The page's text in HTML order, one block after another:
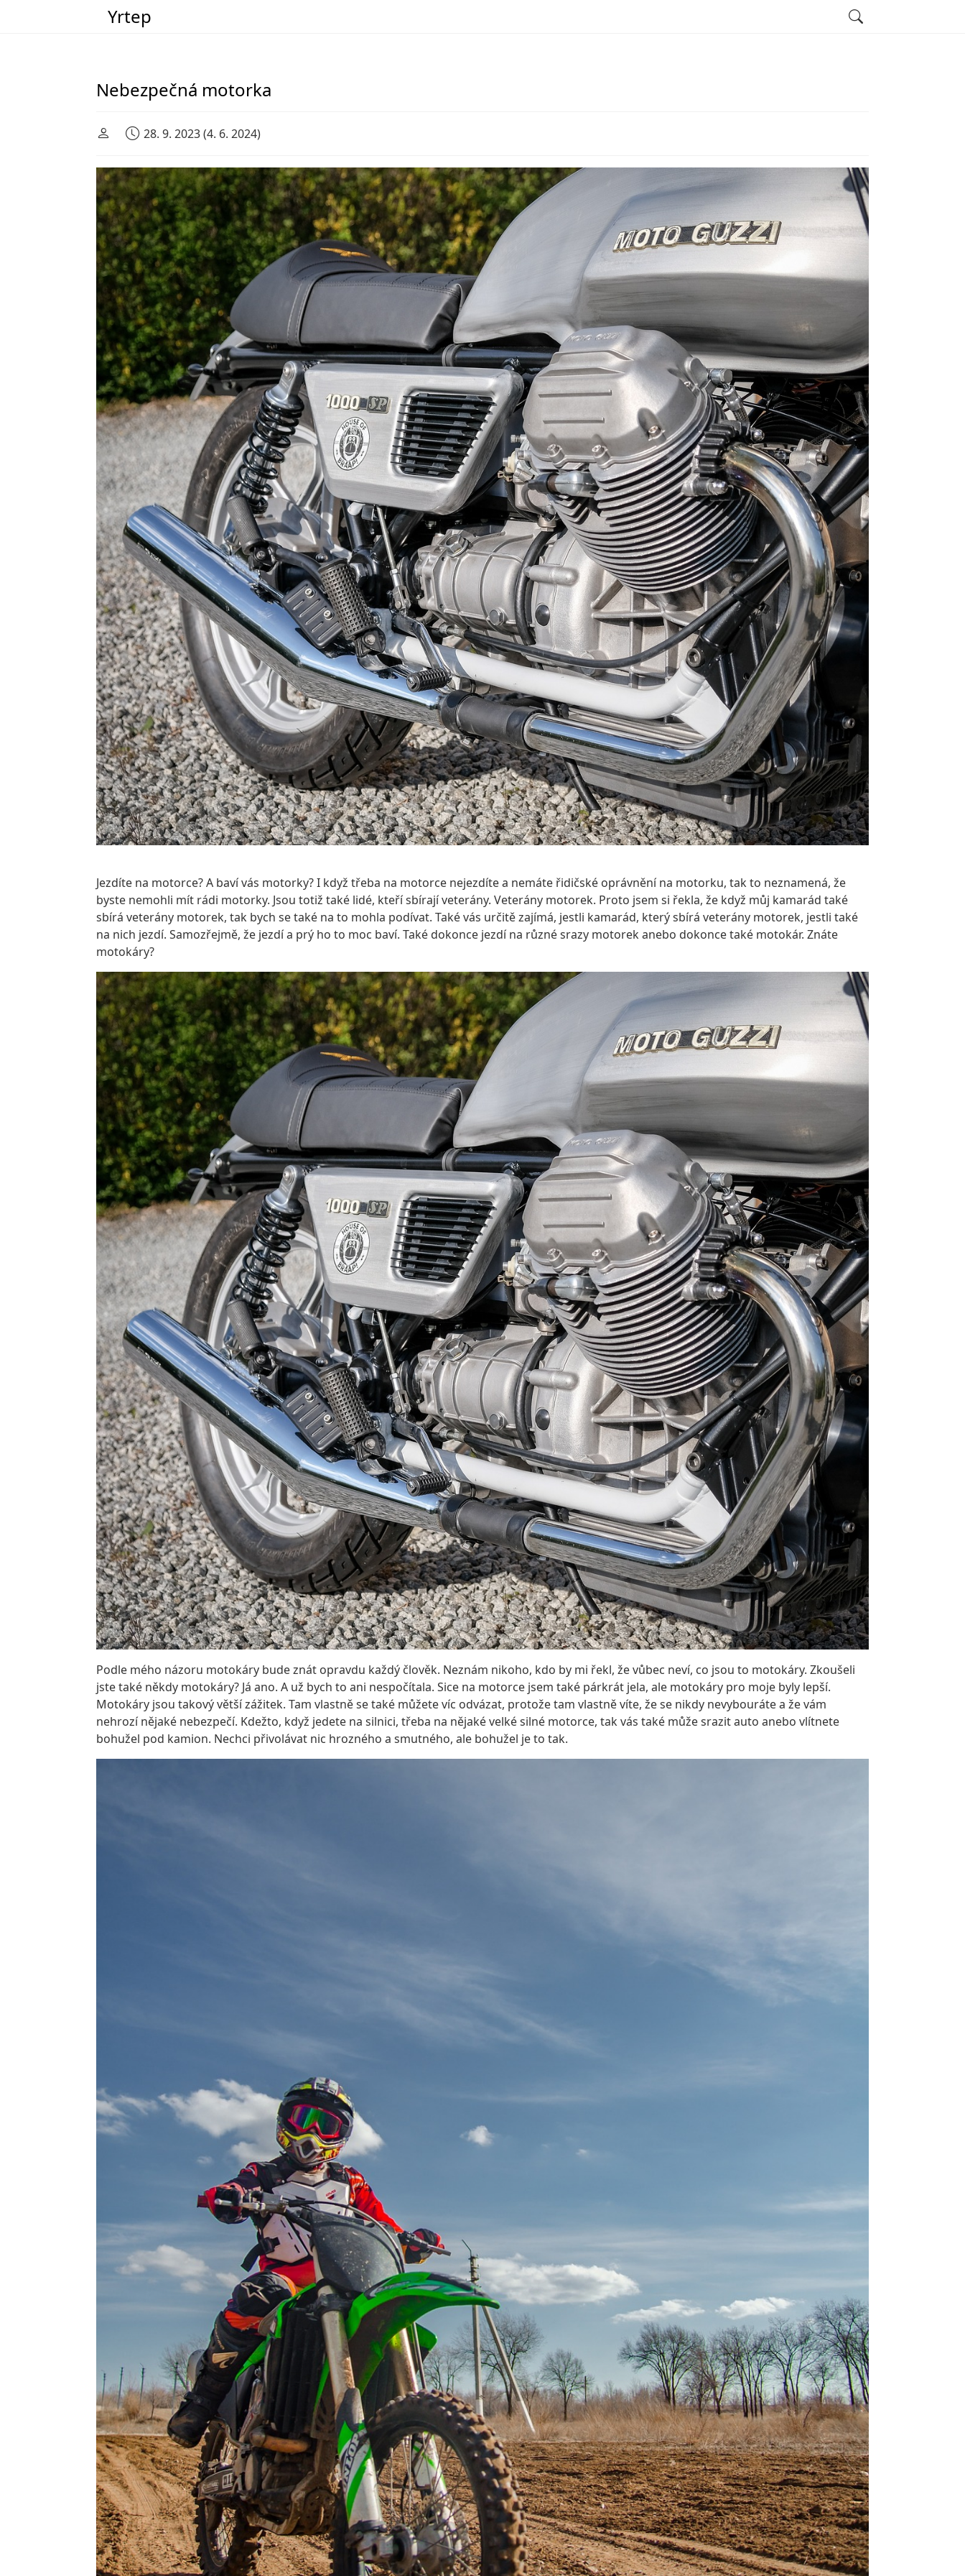
Main Navigation
Yrtep
Nebezpečná motorka
28. 9. 2023(4. 6. 2024)
Jezdíte na motorce? A baví vás motorky? I když třeba na motorce nejezdíte a nemáte řidičské oprávnění na motorku, tak to neznamená, že
byste nemohli mít rádi motorky. Jsou totiž také lidé, kteří sbírají veterány. Veterány motorek. Proto jsem si řekla, že když můj kamarád také
sbírá veterány motorek, tak bych se také na to mohla podívat. Také vás určitě zajímá, jestli kamarád, který sbírá veterány motorek, jestli také
na nich jezdí. Samozřejmě, že jezdí a prý ho to moc baví. Také dokonce jezdí na různé srazy motorek anebo dokonce také motokár. Znáte
motokáry?
Podle mého názoru motokáry bude znát opravdu každý člověk. Neznám nikoho, kdo by mi řekl, že vůbec neví, co jsou to motokáry. Zkoušeli
jste také někdy motokáry? Já ano. A už bych to ani nespočítala. Sice na motorce jsem také párkrát jela, ale motokáry pro moje byly lepší.
Motokáry jsou takový větší zážitek. Tam vlastně se také můžete víc odvázat, protože tam vlastně víte, že se nikdy nevybouráte a že vám
nehrozí nějaké nebezpečí. Kdežto, když jedete na silnici, třeba na nějaké velké silné motorce, tak vás také může srazit auto anebo vlítnete
bohužel pod kamion. Nechci přivolávat nic hrozného a smutného, ale bohužel je to tak.